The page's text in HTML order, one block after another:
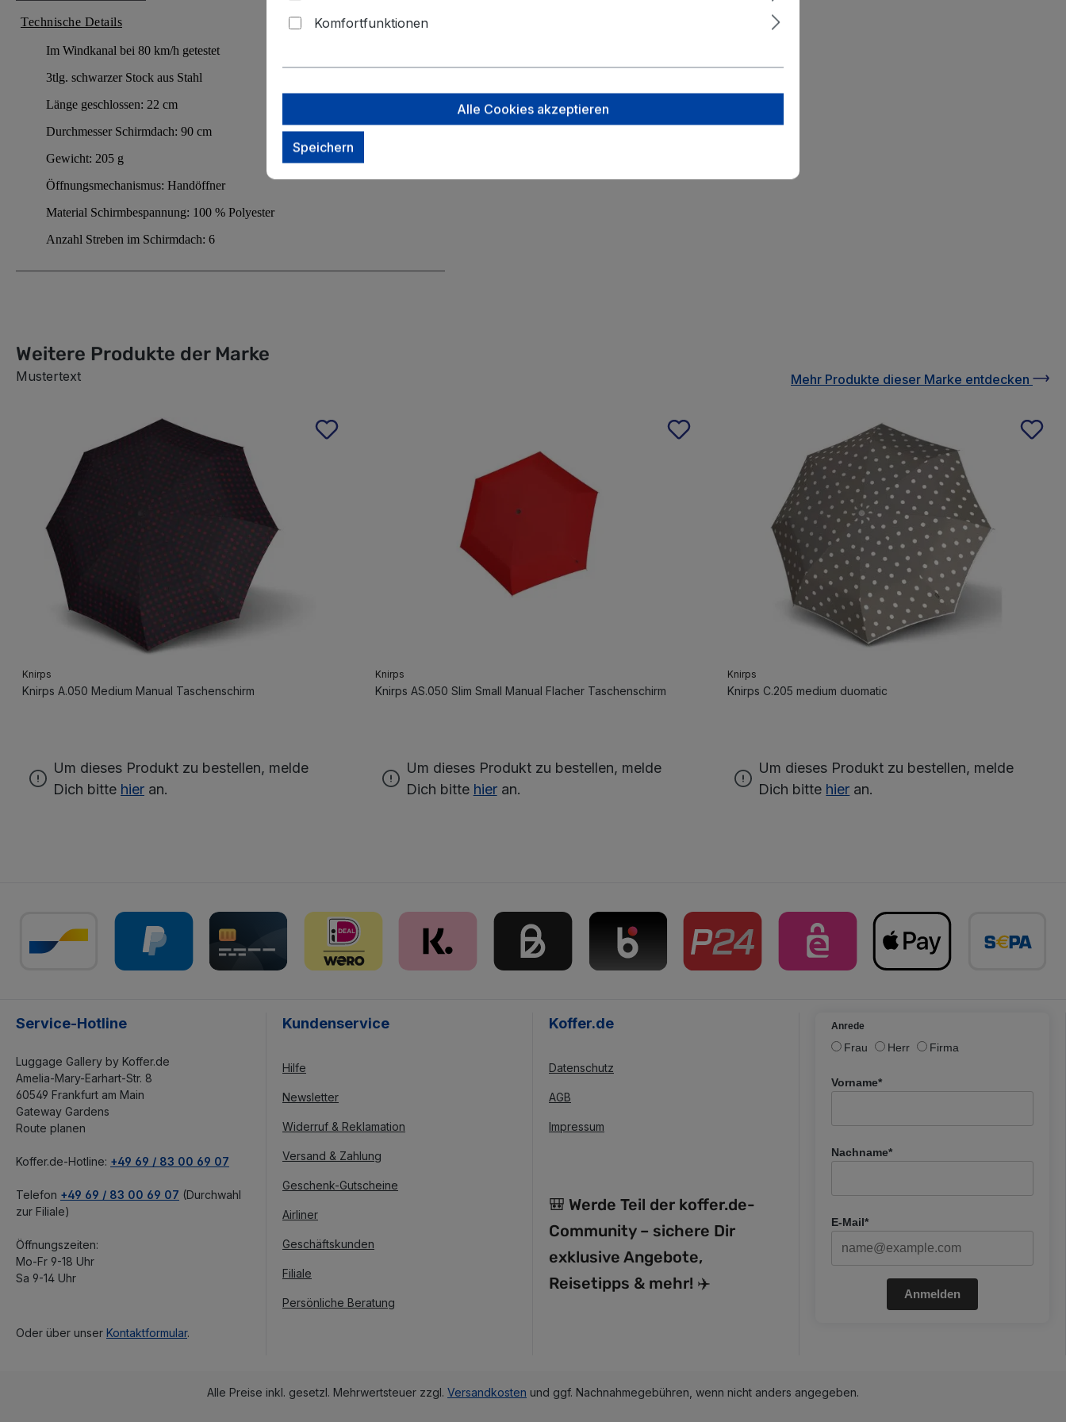
Technische Details
Im Windkanal bei 80 km/h getestet
3tlg. schwarzer Stock aus Stahl
Länge geschlossen: 22 cm
Durchmesser Schirmdach: 90 cm
Gewicht: 205 g
Öffnungsmechanismus: Handöffner
Material Schirmbespannung: 100 % Polyester
Anzahl Streben im Schirmdach: 6
Weitere Produkte der Marke
Mustertext Mehr Produkte dieser Marke entdecken
Produktgalerie überspringen
Knirps
Knirps A.050 Medium Manual Taschenschirm
Um dieses Produkt zu bestellen, melde
Dich bitte hier an.
Knirps
Knirps AS.050 Slim Small Manual Flacher Taschenschirm
Um dieses Produkt zu bestellen, melde
Dich bitte hieran.
Knirps
Knirps C.205 medium duomatic
Um dieses Produkt zu bestellen, melde
Dich bitte hier an.
Service-Hotline
Luggage Gallery by Koffer.de
Amelia-Mary-Earhart-Str. 8
60549 Frankfurt am Main
Gateway Gardens
Route planen
Koffer.de-Hotline: +49 69 / 83 00 69 07
Telefon +49 69 / 83 00 69 07 (Durchwahl
zur Filiale)
Öffnungszeiten:
Mo-Fr 9-18 Uhr
Sa 9-14 Uhr
Oder über unser Kontaktformular.
Kundenservice
Hilfe
Newsletter
Widerruf & Reklamation
Versand & Zahlung
Geschenk-Gutscheine
Airliner
Geschäftskunden
Filiale
Persönliche Beratung
Koffer.de
Datenschutz
AGB
Impressum
🎒 Werde Teil der koffer.de-
Community – sichere Dir
exklusive Angebote,
Reisetipps & mehr! ✈️
Anrede
Frau Herr Firma
Vorname*
Nachname*
E-Mail*
Anmelden
Alle Preise inkl. gesetzl. Mehrwertsteuer zzgl. Versandkosten und ggf. Nachnahmegebühren, wenn nicht anders angegeben.
Komfortfunktionen
Alle Cookies akzeptieren
Speichern